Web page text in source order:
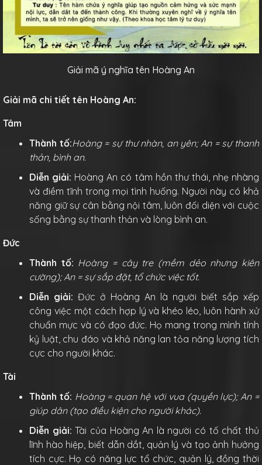
Giải mã ý nghĩa tên Hoàng An
Giải mã chi tiết tên Hoàng An:
Tâm
Thành tố:Hoàng = sự thư nhàn, an yên; An = sự thanh
thản, bình an.
Diễn giải: Hoàng An có tâm hồn thư thái, nhẹ nhàng
và điềm tĩnh trong mọi tình huống. Người này có khả
năng giữ sự cân bằng nội tâm, luôn đối diện với cuộc
sống bằng sự thanh thản và lòng bình an.
Đức
Thành tố: Hoàng = cây tre (mềm dẻo nhưng kiên
cường); An = sự sắp đặt, tổ chức việc tốt.
Diễn giải: Đức ở Hoàng An là người biết sắp xếp
công việc một cách hợp lý và khéo léo, luôn hành xử
chuẩn mực và có đạo đức. Họ mang trong mình tính
kỷ luật, chu đáo và khả năng lan tỏa năng lượng tích
cực cho người khác.
Tài
Thành tố: Hoàng = quan hệ với vua (quyền lực); An =
giúp dân (tạo điều kiện cho người khác).
Diễn giải: Tài của Hoàng An là người có tố chất thủ
lĩnh hào hiệp, biết dẫn dắt, quản lý và tạo ảnh hưởng
tích cực. Họ có năng lực tổ chức, quản lý, đồng thời